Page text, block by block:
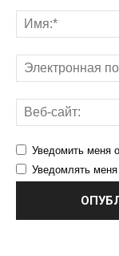
Уведомить меня
Уведомлять меня